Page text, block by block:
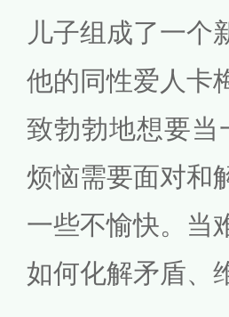
儿子组成了一个
他的同性爱人卡
致勃勃地想要当
烦恼需要面对和
一些不愉快。当
如何化解矛盾、